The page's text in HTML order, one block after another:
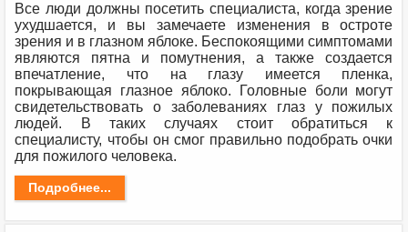
Все люди должны посетить специалиста, когда зрение
ухудшается, и вы замечаете изменения в остроте
зрения и в глазном яблоке. Беспокоящими симптомами
являются пятна и помутнения, а также создается
впечатление, что на глазу имеется пленка,
покрывающая глазное яблоко. Головные боли могут
свидетельствовать о заболеваниях глаз у пожилых
людей. В таких случаях стоит обратиться к
специалисту, чтобы он смог правильно подобрать очки
для пожилого человека.
Подробнее...